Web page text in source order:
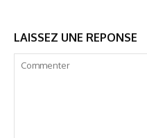
LAISSEZ UNE REPONSE